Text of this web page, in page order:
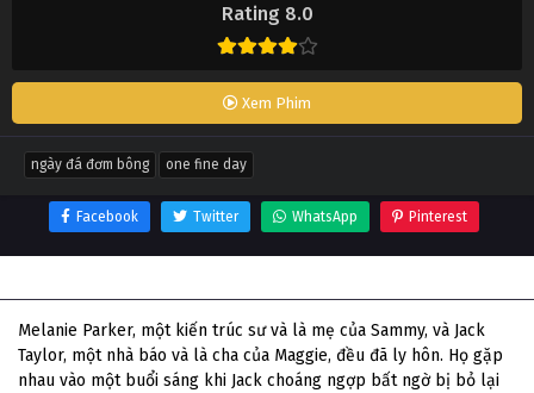
Rating 8.0
Xem Phim
ngày đá đơm bông one fine day
Facebook Twitter WhatsApp Pinterest
Melanie Parker, một kiến ​​trúc sư và là mẹ của Sammy, và Jack
Taylor, một nhà báo và là cha của Maggie, đều đã ly hôn. Họ gặp
nhau vào một buổi sáng khi Jack choáng ngợp bất ngờ bị bỏ lại